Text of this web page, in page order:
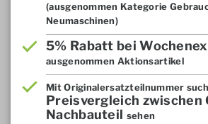
(ausgenommen Kategorie
Neumaschinen)
5% Rabatt bei
ausgenommen Aktionsartikel
Mit Originalersatzteilnummer
Preisvergleich zwischen
Nachbauteil sehen